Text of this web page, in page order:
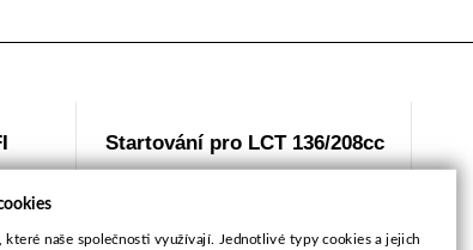
Startování pro LCT 136/208cc
které naše společnosti využívají. Jednotlivé typy cookies a jejich